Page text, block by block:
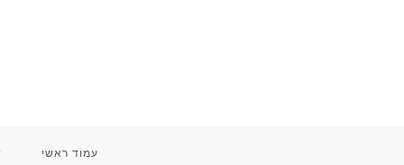
עמוד ראשי